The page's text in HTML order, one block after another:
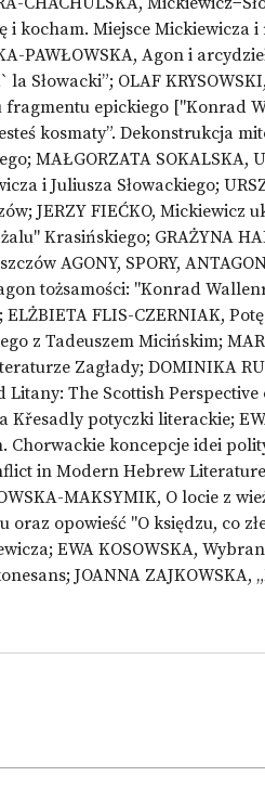
i kocham. Miejsce Mickiewicza
PAWŁOWSKA, Agon i
Słowacki”; OLAF
fragmentu epickiego ["Konrad
kosmaty”. Dekonstrukcja
MAŁGORZATA SOKALSKA,
i Juliusza Słowackiego;
JERZY FIEĆKO, Mickiewicz
Krasińskiego; GRAŻYNA
AGONY, SPORY,
tożsamości: "Konrad
FLIS-CZERNIAK,
z Tadeuszem Micińskim;
Zagłady; DOMINIKA
The Scottish Perspective
Křesadly potyczki literackie;
Chorwackie koncepcje idei
in Modern Hebrew
MAKSYMIK, O locie z
opowieść "O księdzu, co
EWA KOSOWSKA,
JOANNA ZAJKOWSKA,